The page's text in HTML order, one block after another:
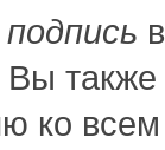
ко